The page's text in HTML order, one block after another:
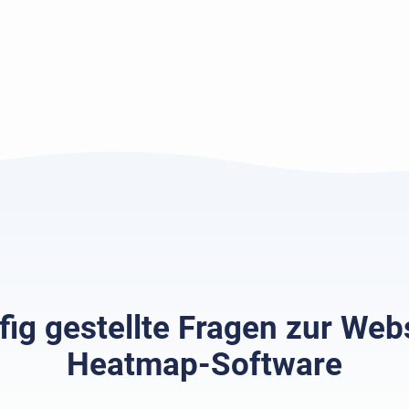
gestellte Fragen zur
Heatmap-Software